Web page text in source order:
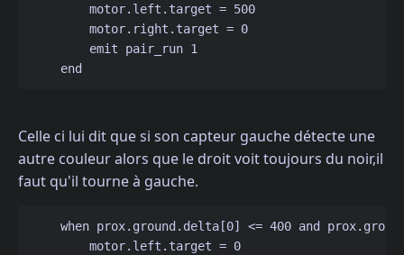
        motor.left.target = 500
        motor.right.target = 0
        emit pair_run 1
Celle ci lui dit que si son capteur gauche détecte une
autre couleur alors que le droit voit toujours du noir,il
faut qu'il tourne à gauche.
when prox.ground.delta[0] <= 400 and
        motor.left.target = 0